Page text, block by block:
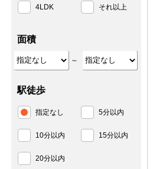
4LDK それ以上
面積
～
駅徒歩
指定なし 5分以内
10分以内 15分以内
20分以内